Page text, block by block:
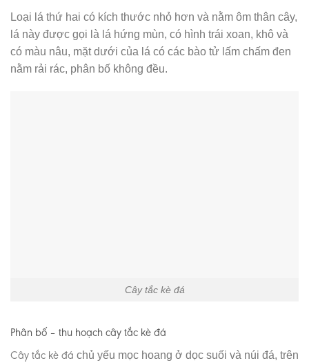
Loại lá thứ hai có kích thước nhỏ hơn và nằm ôm thân cây,
lá này được gọi là lá hứng mùn, có hình trái xoan, khô và
có màu nâu, mặt dưới của lá có các bào tử lấm chấm đen
nằm rải rác, phân bố không đều.
Cây tắc kè đá
Phân bố – thu hoạch cây tắc kè đá
Cây tắc kè đá chủ yếu mọc hoang ở dọc suối và núi đá, trên